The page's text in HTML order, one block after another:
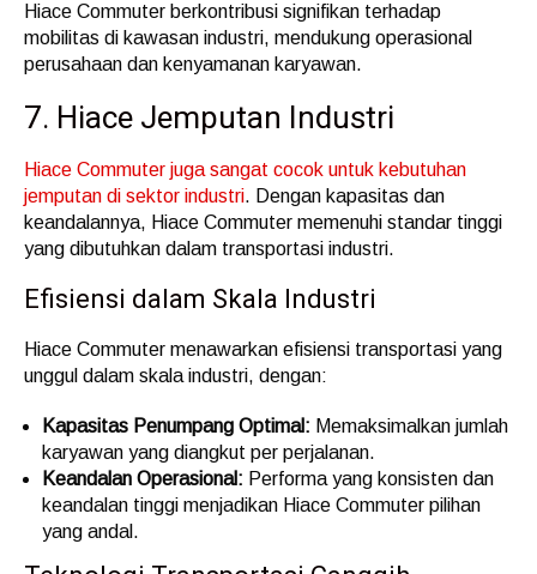
Hiace Commuter berkontribusi signifikan terhadap
mobilitas di kawasan industri, mendukung operasional
perusahaan dan kenyamanan karyawan.
7. Hiace Jemputan Industri
Hiace Commuter juga sangat cocok untuk kebutuhan
jemputan di sektor industri. Dengan kapasitas dan
keandalannya, Hiace Commuter memenuhi standar tinggi
yang dibutuhkan dalam transportasi industri.
Efisiensi dalam Skala Industri
Hiace Commuter menawarkan efisiensi transportasi yang
unggul dalam skala industri, dengan:
Kapasitas Penumpang Optimal: Memaksimalkan jumlah
karyawan yang diangkut per perjalanan.
Keandalan Operasional: Performa yang konsisten dan
keandalan tinggi menjadikan Hiace Commuter pilihan
yang andal.